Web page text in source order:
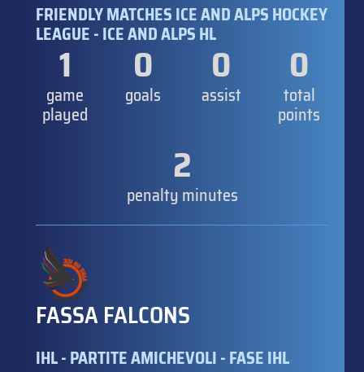
FRIENDLY MATCHES ICE AND ALPS HOCKEY
LEAGUE - ICE AND ALPS HL
1
game
played
0
goals
0
assist
0
total
points
2
penalty minutes
FASSA FALCONS
IHL - PARTITE AMICHEVOLI - FASE IHL